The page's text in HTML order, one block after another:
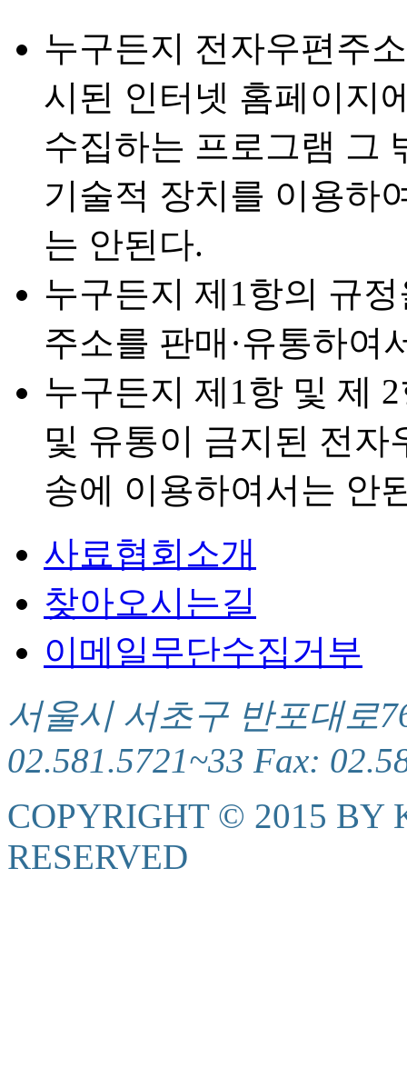
누구든지 전자우편주
시된 인터넷 홈페이지
수집하는 프로그램 그
기술적 장치를 이용하
는 안된다.
누구든지 제1항의 규
주소를 판매·유통하여
누구든지 제1항 및 제
및 유통이 금지된 전
송에 이용하여서는 안
사료협회소개
찾아오시는길
이메일무단수집거부
서울시 서초구 반포대로
02.581.5721~33 Fax:
COPYRIGHT © 2015 BY
RESERVED